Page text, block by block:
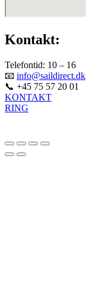
Kontakt:
Telefontid: 10 – 16
📧 info@saildirect.dk
📞 +45 75 57 20 01
KONTAKT
RING